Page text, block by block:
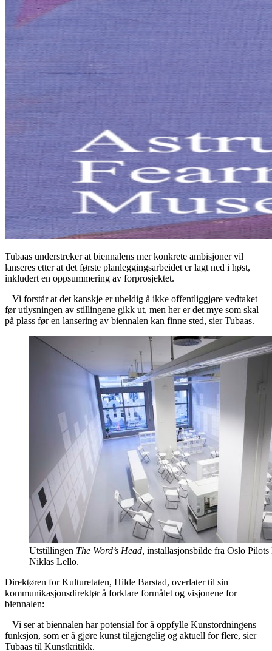
Tubaas understreker at biennalens mer konkrete ambisjoner vil
lanseres etter at det første planleggingsarbeidet er lagt ned i høst,
inkludert en oppsummering av forprosjektet.
– Vi forstår at det kanskje er uheldig å ikke offentliggjøre vedtaket
før utlysningen av stillingene gikk ut, men her er det mye som skal
på plass før en lansering av biennalen kan finne sted, sier Tubaas.
Utstillingen The Word’s Head, installasjonsbilde fra Oslo
Niklas Lello.
Direktøren for Kulturetaten, Hilde Barstad, overlater til sin
kommunikasjonsdirektør å forklare formålet og visjonene for
biennalen:
– Vi ser at biennalen har potensial for å oppfylle Kunstordningens
funksjon, som er å gjøre kunst tilgjengelig og aktuell for flere, sier
Tubaas til Kunstkritikk.